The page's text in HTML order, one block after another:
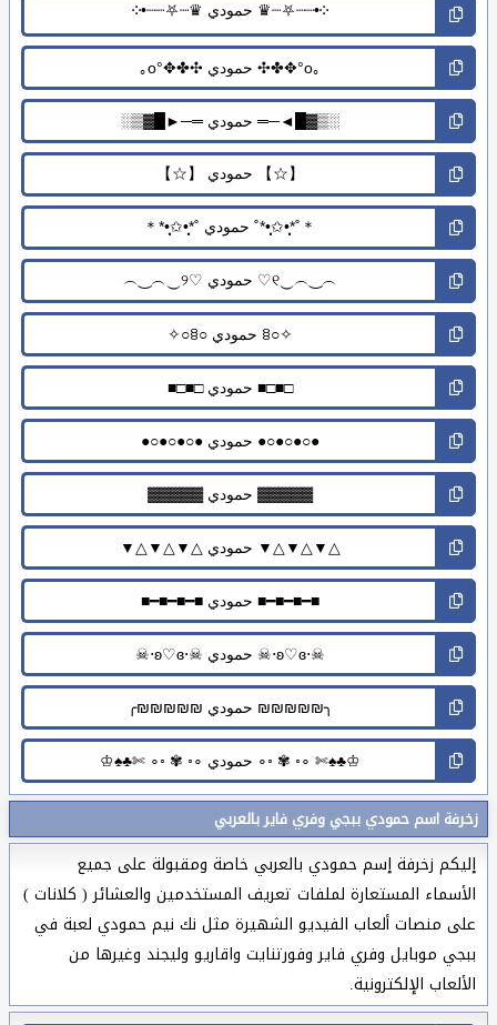
زخرفة اسم حمودي ببجي وفري فاير بالعربي
إليكم زخرفة إسم حمودي بالعربي خاصة ومقبولة على جميع
الأسماء المستعارة لملفات تعريف المستخدمين والعشائر ( كلانات )
على منصات ألعاب الفيديو الشهيرة مثل نك نيم حمودي لعبة في
ببجي موبايل وفري فاير وفورتنايت واقاريو وليجند وغيرها من
الألعاب الإلكترونية.